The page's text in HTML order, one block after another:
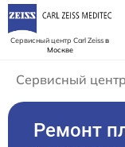
Сервисный центр Carl Zeissв
Москве
Сервисный
Ремонт